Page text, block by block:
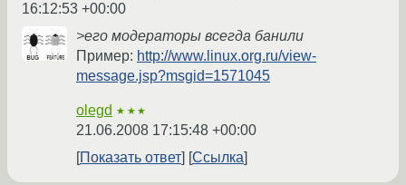
16:12:53 +00:00
>его модераторы всегда банили
Пример: http://www.linux.org.ru/view-
message.jsp?msgid=1571045
olegd ★★★
21.06.2008 17:15:48 +00:00
Показать ответ
Ссылка